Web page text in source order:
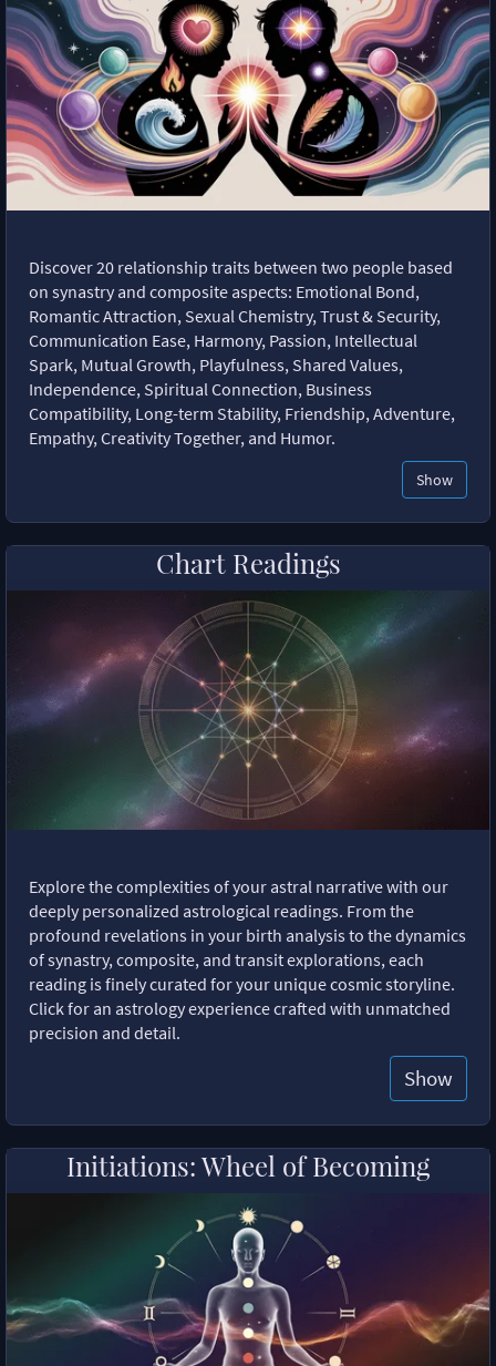
Discover 20 relationship traits between two people based
on synastry and composite aspects: Emotional Bond,
Romantic Attraction, Sexual Chemistry, Trust & Security,
Communication Ease, Harmony, Passion, Intellectual
Spark, Mutual Growth, Playfulness, Shared Values,
Independence, Spiritual Connection, Business
Compatibility, Long-term Stability, Friendship, Adventure,
Empathy, Creativity Together, and Humor.
Show
Chart Readings
Explore the complexities of your astral narrative with our
deeply personalized astrological readings. From the
profound revelations in your birth analysis to the dynamics
of synastry, composite, and transit explorations, each
reading is finely curated for your unique cosmic storyline.
Click for an astrology experience crafted with unmatched
precision and detail.
Show
Initiations: Wheel of Becoming